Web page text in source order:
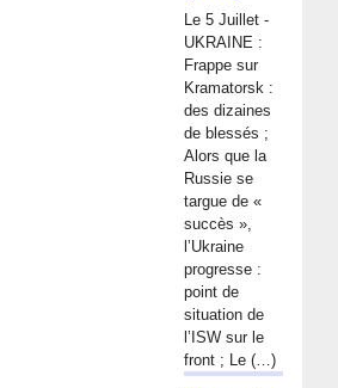
Le 5 Juillet -
UKRAINE :
Frappe sur
Kramatorsk :
des dizaines
de blessés ;
Alors que la
Russie se
targue de «
succès »,
l’Ukraine
progresse :
point de
situation de
l’ISW sur le
front ; Le (…)